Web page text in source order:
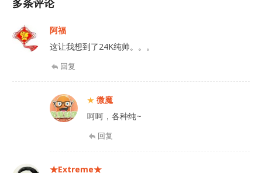
阿福
这让我想到了24K纯帅。。。
回复
微魔
呵呵，各种纯~
回复
★Extreme★